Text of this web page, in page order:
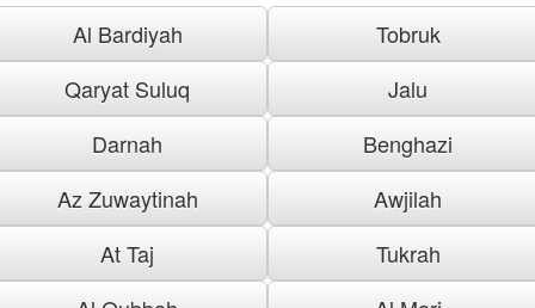
Al Bardiyah
Tobruk
Qaryat Suluq
Jalu
Darnah
Benghazi
Az Zuwaytinah
Awjilah
At Taj
Tukrah